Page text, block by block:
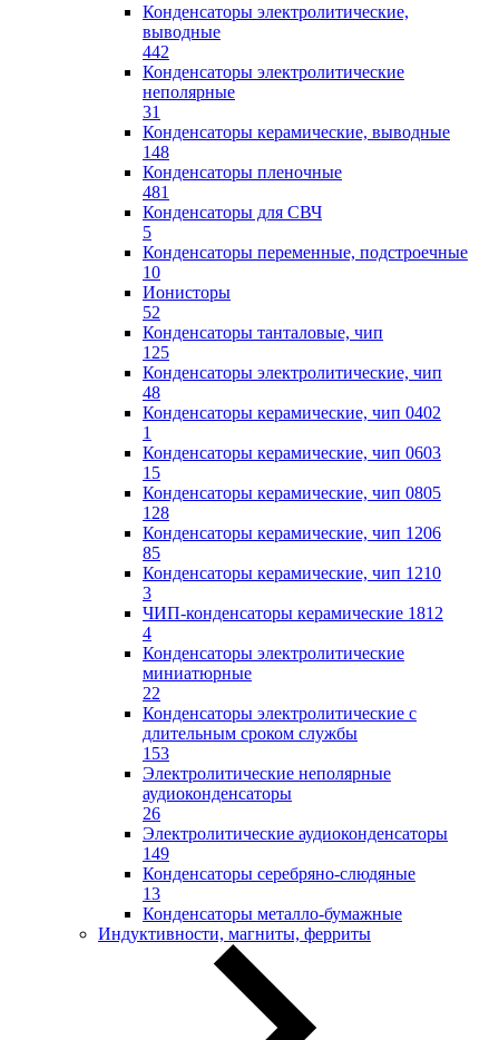
Конденсаторы электролитические,
выводные
442
Конденсаторы электролитические
неполярные
31
Конденсаторы керамические, выводные
148
Конденсаторы пленочные
481
Конденсаторы для СВЧ
5
Конденсаторы переменные, подстроечные
10
Ионисторы
52
Конденсаторы танталовые, чип
125
Конденсаторы электролитические, чип
48
Конденсаторы керамические, чип 0402
1
Конденсаторы керамические, чип 0603
15
Конденсаторы керамические, чип 0805
128
Конденсаторы керамические, чип 1206
85
Конденсаторы керамические, чип 1210
3
ЧИП-конденсаторы керамические 1812
4
Конденсаторы электролитические
миниатюрные
22
Конденсаторы электролитические с
длительным сроком службы
153
Электролитические неполярные
аудиоконденсаторы
26
Электролитические аудиоконденсаторы
149
Конденсаторы серебряно-слюдяные
13
Конденсаторы металло-бумажные
Индуктивности, магниты, ферриты